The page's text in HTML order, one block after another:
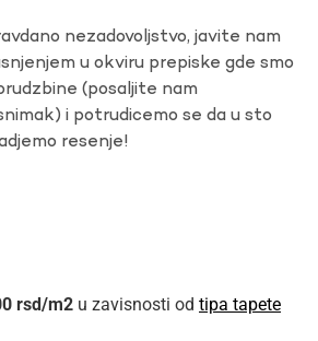
nezadovoljstvo, javite nam
u okviru prepiske gde smo
(posaljite nam
i potrudicemo se da u sto
resenje!
rsd u zavisnosti od tipa tapete